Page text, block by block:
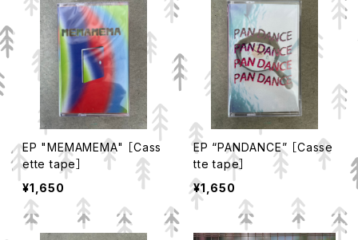
EP "MEMAMEMA" ［Cass
ette tape］
¥1,650
EP “PANDANCE” ［Casse
tte tape］
¥1,650